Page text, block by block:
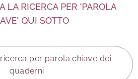
LA RICERCA PER 'PAROLA
QUI SOTTO
per parola chiave dei
quaderni